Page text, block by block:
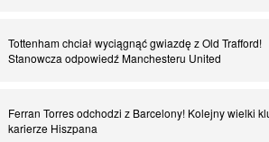
Tottenham chciał wyciągnąć gwiazdę z Old Trafford!
Stanowcza odpowiedź Manchesteru United
Ferran Torres odchodzi z Barcelony! Kolejny wielki
karierze Hiszpana